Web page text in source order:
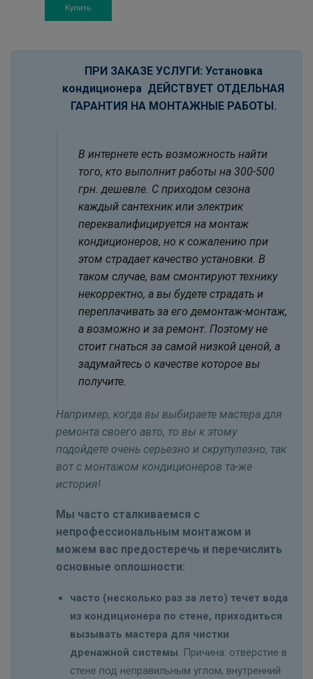
was:
Купить
ПРИ ЗАКАЗЕ УСЛУГИ: Установка
кондиционера ДЕЙСТВУЕТ ОТДЕЛЬНАЯ
ГАРАНТИЯ НА МОНТАЖНЫЕ РАБОТЫ.
В интернете есть возможность найти
того, кто выполнит работы на 300-500
грн. дешевле. С приходом сезона
каждый сантехник или электрик
переквалифицируется на монтаж
кондиционеров, но к сожалению при
этом страдает качество установки. В
таком случае, вам смонтируют технику
некорректно, а вы будете страдать и
переплачивать за его демонтаж-монтаж,
а возможно и за ремонт. Поэтому не
стоит гнаться за самой низкой ценой, а
задумайтесь о качестве которое вы
получите.
Например, когда вы выбираете мастера для
ремонта своего авто, то вы к этому
подойдете очень серьезно и скрупулезно, так
вот с монтажом кондиционеров та-же
история!
Мы часто сталкиваемся с
непрофессиональным монтажом и
можем вас предостеречь и перечислить
основные оплошности:
часто (несколько раз за лето) течет вода
из кондиционера по стене, приходиться
вызывать мастера для чистки
дренажной системы. Причина: отверстие в
стене под неправильным углом, внутренний